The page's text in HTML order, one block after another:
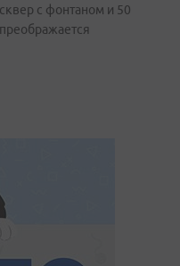
с фонтаном и 50